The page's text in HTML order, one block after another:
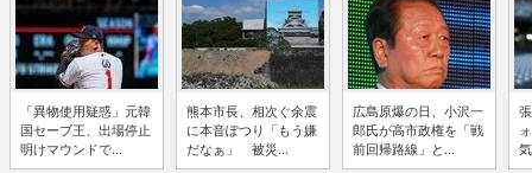
「異物使用疑惑」元韓
国セーブ王、出場停止
明けマウンドで...
熊本市長、相次ぐ余震
に本音ぽつり「もう嫌
だなぁ」 被災...
広島原爆の日、小沢一
郎氏が高市政権を「戦
前回帰路線」と...